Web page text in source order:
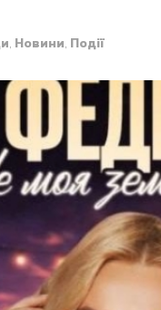
Новини Події